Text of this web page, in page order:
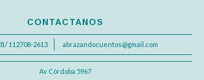
CONTACTANOS
112708-2613 abrazandocuentos@gmail.com
Av Córdoba 5967